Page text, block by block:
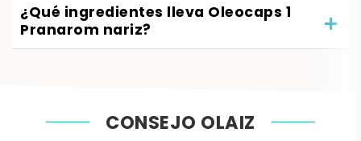
¿Qué ingredientes lleva Oleocaps 1
Pranarom nariz?
CONSEJO OLAIZ